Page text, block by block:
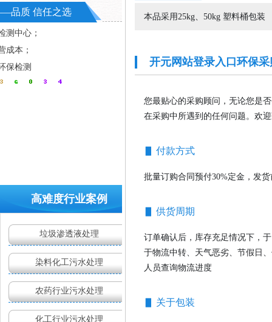
药剂效果不理想
质 信任之选
测中心；
成本；
保检测
高难度行业案例
垃圾渗透液处理
染料化工污水处理
农药行业污水处理
化工行业污水处理
本品采用25kg、50kg 塑料桶包装
开元网站登录入口环保
您最贴心的采购顾问，无论您是
在采购中所遇到的任何问题。欢
▋ 付款方式
批量订购合同预付30%定金，发
▋ 供货周期
订单确认后，库存充足情况下，
于物流中转、天气恶劣、节假日
人员查询物流进度
▋ 关于包装